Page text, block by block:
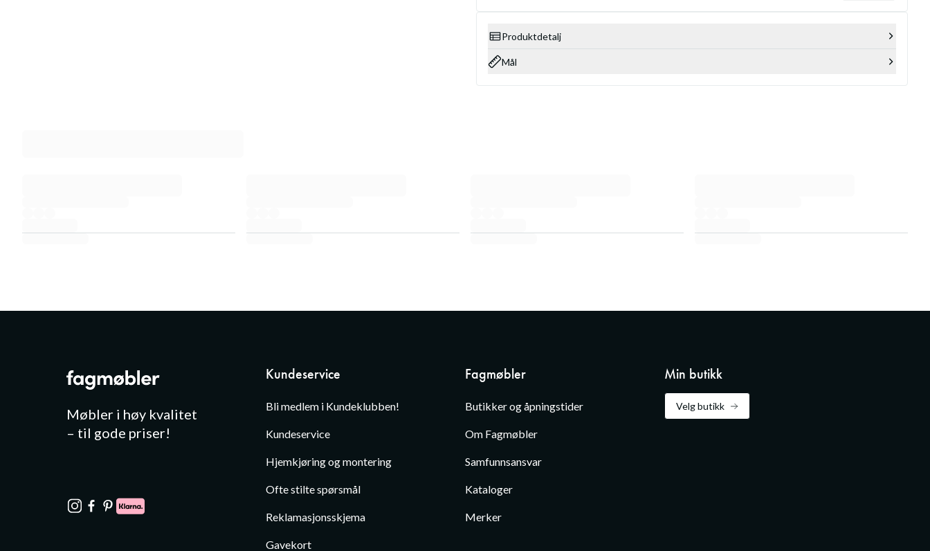
Produktdetalj
Mål
Møbler i høy kvalitet
– til gode priser!
Kundeservice
Bli medlem i Kundeklubben!
Kundeservice
Hjemkjøring og montering
Ofte stilte spørsmål
Reklamasjonsskjema
Gavekort
Fagmøbler
Butikker og åpningstider
Om Fagmøbler
Samfunnsansvar
Kataloger
Merker
Min butikk
Velg butikk